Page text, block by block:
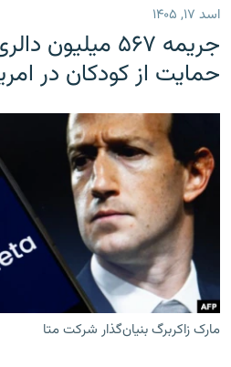
اسد ۱۷, ۱۴۰۵
جریمه ۵۶۷
حمایت از کودکان در
مارک زاکربرگ بنیان‌گذار شرکت متا